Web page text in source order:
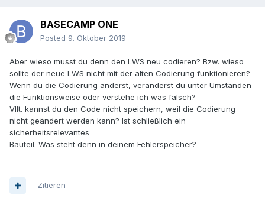
BASECAMP ONE
Posted 9. Oktober 2019
Aber wieso musst du denn den LWS neu codieren? Bzw. wieso
sollte der neue LWS nicht mit der alten Codierung funktionieren?
Wenn du die Codierung änderst, veränderst du unter Umständen
die Funktionsweise oder verstehe ich was falsch?
Vllt. kannst du den Code nicht speichern, weil die Codierung
nicht geändert werden kann? Ist schließlich ein
sicherheitsrelevantes
Bauteil. Was steht denn in deinem Fehlerspeicher?
Zitieren